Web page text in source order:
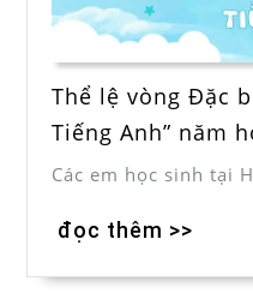
Thể lệ vòng Đặc
Tiếng Anh” năm
Các em học sinh tại
đọc thêm >>